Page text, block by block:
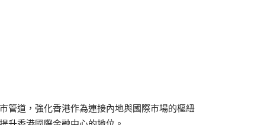
管道，強化香港作為連接內地與國際市場的樞紐